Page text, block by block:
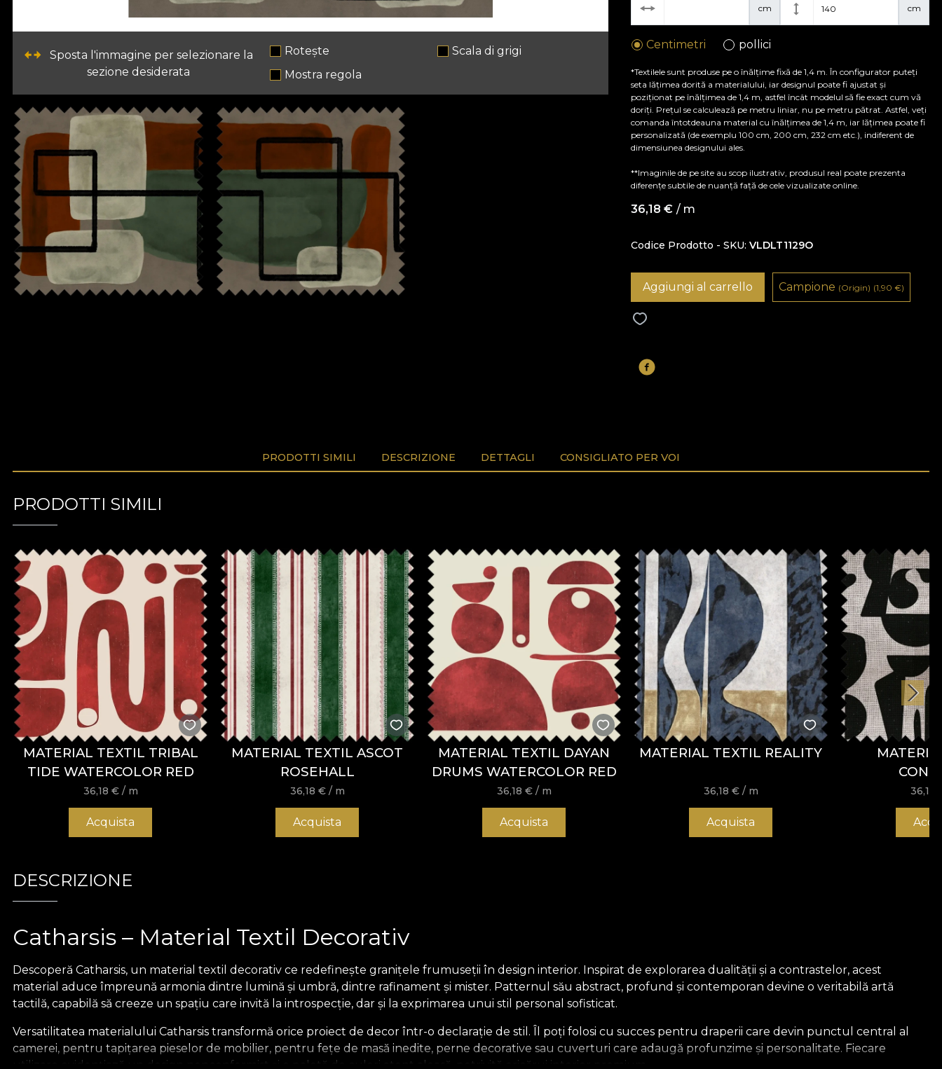
Sposta l'immagine per selezionare la
sezione desiderata
Rotește
Scala di grigi
Mostra regola
cm cm
Centimetri pollici
*Textilele sunt produse pe o înălțime fixă de 1,4 m. În configurator puteți
seta lățimea dorită a materialului, iar designul poate fi ajustat și
poziționat pe înălțimea de 1,4 m, astfel încât modelul să fie exact cum vă
doriți. Prețul se calculează pe metru liniar, nu pe metru pătrat. Astfel, veți
comanda întotdeauna material cu înălțimea de 1,4 m, iar lățimea poate fi
personalizată (de exemplu 100 cm, 200 cm, 232 cm etc.), indiferent de
dimensiunea designului ales.
**Imaginile de pe site au scop ilustrativ, produsul real poate prezenta
diferențe subtile de nuanță față de cele vizualizate online.
36,18€ / m
Codice Prodotto - SKU VLDLT1129O
Aggiungi al carrello Campione (Origin) (1,90€)
PRODOTTI SIMILI DESCRIZIONE DETTAGLI CONSIGLIATO PER VOI
PRODOTTI SIMILI
MATERIAL TEXTIL TRIBAL
TIDE WATERCOLOR RED
36,18 € / m
Acquista
MATERIAL TEXTIL ASCOT
ROSEHALL
36,18 € / m
Acquista
MATERIAL TEXTIL DAYAN
DRUMS WATERCOLOR RED
36,18 € / m
Acquista
MATERIAL TEXTIL REALITY
36,18 € / m
Acquista
36,18
DESCRIZIONE
Catharsis – Material Textil Decorativ
Descoperă Catharsis, un material textil decorativ ce redefinește granițele frumuseții în design interior. Inspirat de explorarea dualității și a contrastelor, acest
material aduce împreună armonia dintre lumină și umbră, dintre rafinament și mister. Patternul său abstract, profund și contemporan devine o veritabilă artă
tactilă, capabilă să creeze un spațiu care invită la introspecție, dar și la exprimarea unui stil personal sofisticat.
Versatilitatea materialului Catharsis transformă orice proiect de decor într-o declarație de stil. Îl poți folosi cu succes pentru draperii care devin punctul central al
camerei, pentru tapițarea pieselor de mobilier, pentru fețe de masă inedite, perne decorative sau cuverturi care adaugă profunzime și personalitate. Fiecare
utilizare evidențiază un design nonconformist și o paletă de culori atent aleasă, potrivită oricărui interior premium.